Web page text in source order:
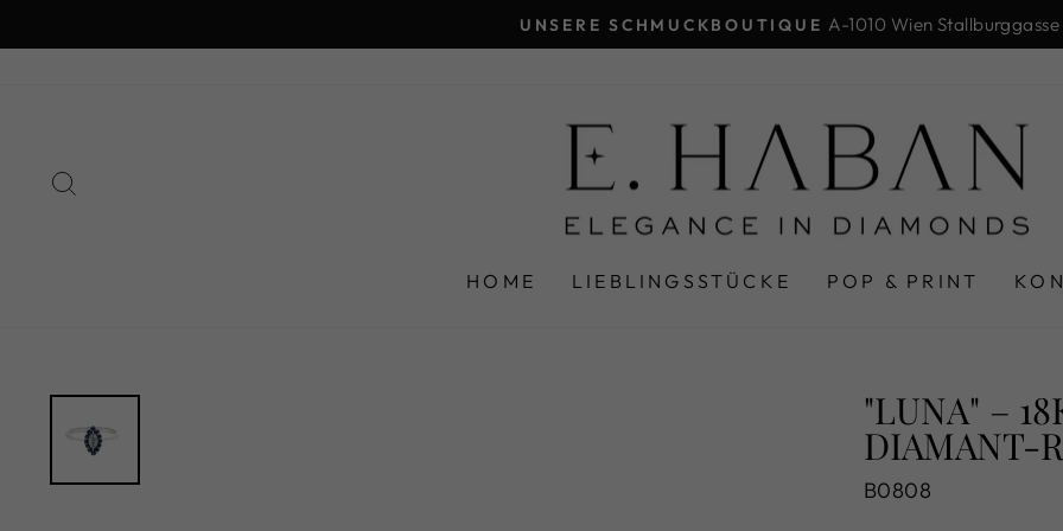
zum
Pause
UNSERE SCHMUCKBOUTIQUE A-1010 Wien
HOME LIEBLINGSSTÜCKE POP & PRINT
"LUNA" –
IAMANT-
B0808